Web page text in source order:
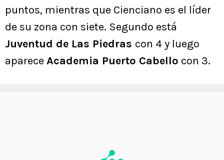
puntos, mientras que Cienciano es el líder
de su zona con siete. Segundo está
Juventud de Las Piedras con 4 y luego
apareceAcademia Puerto Cabello con 3.